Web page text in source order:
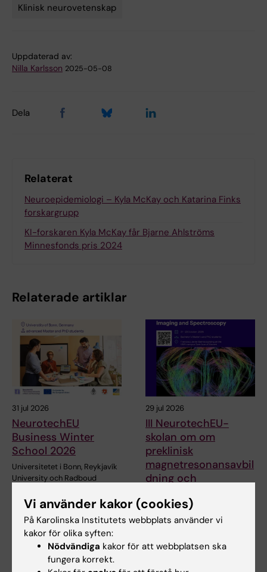
Klinisk neurovetenskap
Uppdaterad av:
Nilla Karlsson 2025-05-08
Dela
Relaterat
Neuroepidemiologi – Kyla McKay och Katarina Finks
forskargrupp
KI-forskaren Kyla McKay får Bjarne Ahlströms
Minnesfonds pris 2024
Relaterade artiklar
31 jul 2026
NeurotechEU
Business Winter
School 2026
Universitetet i Bonn, Reykjavík
University och Radboud
29 jul 2026
III NeurotechEU-
skolan om om
preklinisk
magnetresonansavbil
dning och
Universidad Miguel Hernández
de Elche (UMH) har nöjet att
Vi använder kakor (cookies)
På Karolinska Institutets webbplats använder vi
kakor för olika syften:
Nödvändiga kakor för att webbplatsen ska
fungera korrekt.